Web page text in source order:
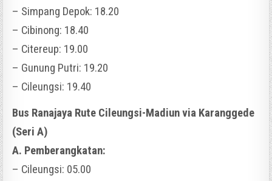
– Simpang Depok: 18.20
– Cibinong: 18.40
– Citereup: 19.00
– Gunung Putri: 19.20
– Cileungsi: 19.40
Bus Ranajaya Rute Cileungsi-Madiun via Karanggede
(Seri A)
A. Pemberangkatan:
– Cileungsi: 05.00